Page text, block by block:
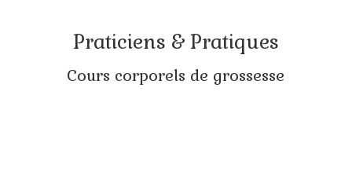
Praticiens & Pratiques
Cours corporels de grossesse